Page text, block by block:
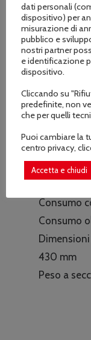
Potenza –
Coppia –
Albero
Cono
Filtro aria –
d’olio
Canna del
Tipo olio –
Capacità
Consumo
Consumo
430 mm
Peso a
dati personali
dispositivo) per
misurazione di
pubblico e
nostri partner
e identificazione
dispositivo.
Cliccando su
predefinite, non
che per quelli
Puoi cambiare la
centro privacy,
Accetta e chiudi